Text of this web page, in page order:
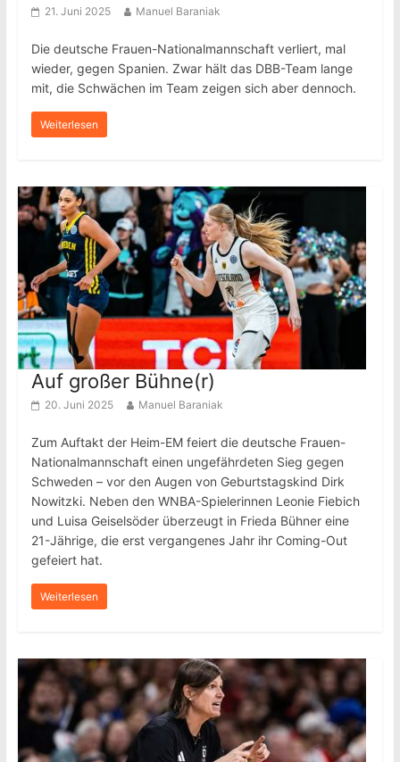
21. Juni 2025 Manuel Baraniak
Die deutsche Frauen-Nationalmannschaft verliert, mal
wieder, gegen Spanien. Zwar hält das DBB-Team lange
mit, die Schwächen im Team zeigen sich aber dennoch.
Weiterlesen
Auf großer Bühne(r)
20. Juni 2025 Manuel Baraniak
Zum Auftakt der Heim-EM feiert die deutsche Frauen-
Nationalmannschaft einen ungefährdeten Sieg gegen
Schweden – vor den Augen von Geburtstagskind Dirk
Nowitzki. Neben den WNBA-Spielerinnen Leonie Fiebich
und Luisa Geiselsöder überzeugt in Frieda Bühner eine
21-Jährige, die erst vergangenes Jahr ihr Coming-Out
gefeiert hat.
Weiterlesen